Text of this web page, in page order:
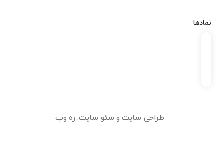
نمادها
طراحی سایت و سئو سایت: ره وب